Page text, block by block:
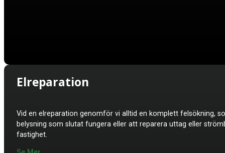
Elreparation
Vid en elreparation genomför vi alltid en komplett felsökning,
belysning som slutat fungera eller att reparera uttag eller
fastighet.